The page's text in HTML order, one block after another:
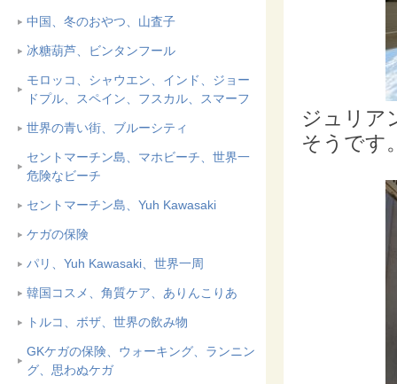
中国、冬のおやつ、山査子
冰糖葫芦、ビンタンフール
モロッコ、シャウエン、インド、ジョー
ドプル、スペイン、フスカル、スマーフ
世界の青い街、ブルーシティ
セントマーチン島、マホビーチ、世界一
危険なビーチ
セントマーチン島、Yuh Kawasaki
ケガの保険
パリ、Yuh Kawasaki、世界一周
韓国コスメ、角質ケア、ありんこりあ
トルコ、ボザ、世界の飲み物
GKケガの保険、ウォーキング、ランニン
グ、思わぬケガ
ジュリア
そうです